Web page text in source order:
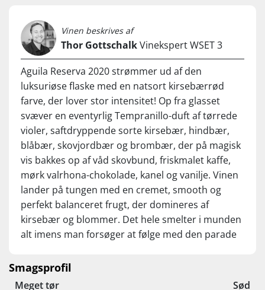
Vinen beskrives af
Thor GottschalkVinekspert WSET 3
Aguila Reserva 2020 strømmer ud af den
luksuriøse flaske med en natsort kirsebærrød
farve, der lover stor intensitet! Op fra glasset
svæver en eventyrlig Tempranillo-duft af tørrede
violer, saftdryppende sorte kirsebær, hindbær,
blåbær, skovjordbær og brombær, der på magisk
vis bakkes op af våd skovbund, friskmalet kaffe,
mørk valrhona-chokolade, kanel og vanilje. Vinen
lander på tungen med en cremet, smooth og
perfekt balanceret frugt, der domineres af
kirsebær og blommer. Det hele smelter i munden
alt imens man forsøger at følge med den parade
sanseapparatet. Vinen kommer i mål med en 60-
sekunders finish, som leverer tørrede urter,
Smagsprofil
Meget tør
Sød